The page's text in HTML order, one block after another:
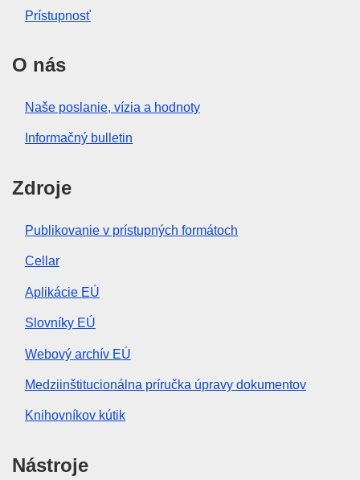
Prístupnosť
O nás
Naše poslanie, vízia a hodnoty
Informačný bulletin
Zdroje
Publikovanie v prístupných formátoch
Cellar
Aplikácie EÚ
Slovníky EÚ
Webový archív EÚ
Medziinštitucionálna príručka úpravy dokumentov
Knihovníkov kútik
Nástroje